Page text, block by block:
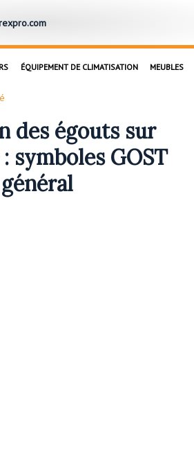
ÉQUIPEMENT DE CLIMATISATION MEUBLES
des égouts sur
symboles GOST